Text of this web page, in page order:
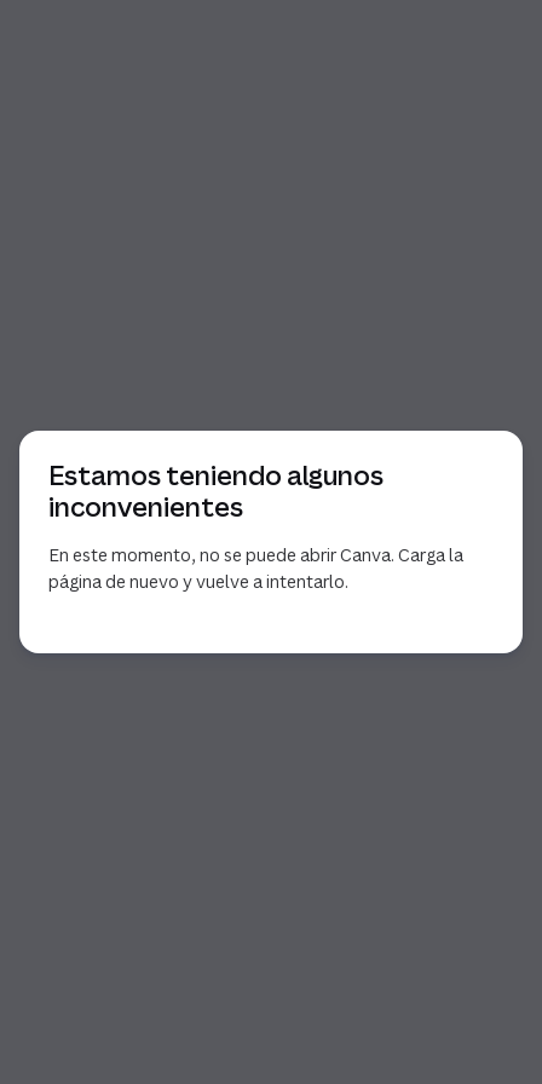
Estamos teniendo algunos
inconvenientes
En este momento, no se puede abrir Canva. Carga la
página de nuevo y vuelve a intentarlo.